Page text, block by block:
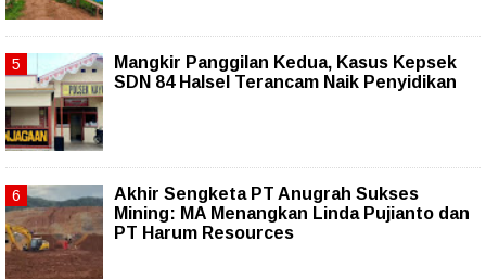
Mangkir Panggilan Kedua, Kasus Kepsek
SDN 84 Halsel Terancam Naik Penyidikan
Akhir Sengketa PT Anugrah Sukses
Mining: MA Menangkan Linda Pujianto dan
PT Harum Resources